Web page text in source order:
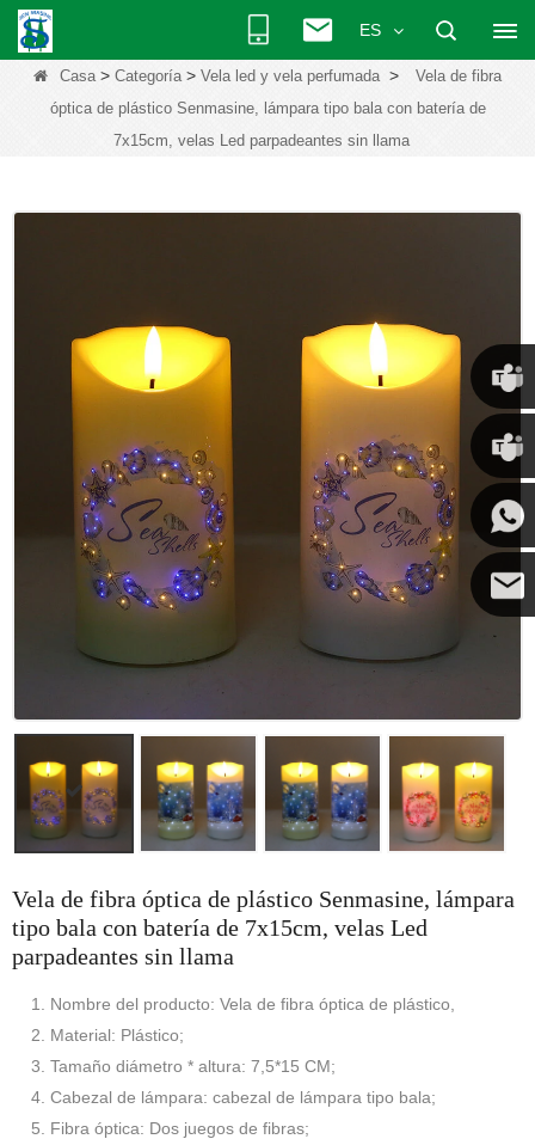
ES
Casa > Categoría > Vela led y vela perfumada >
Vela de fibra
óptica de plástico Senmasine, lámpara tipo bala con batería de
7x15cm, velas Led parpadeantes sin llama
Vela de fibra óptica de plástico Senmasine, lámpara
tipo bala con batería de 7x15cm, velas Led
parpadeantes sin llama
1. Nombre del producto: Vela de fibra óptica de plástico,
2. Material: Plástico;
3. Tamaño diámetro * altura: 7,5*15 CM;
4. Cabezal de lámpara: cabezal de lámpara tipo bala;
5. Fibra óptica: Dos juegos de fibras;
Chris
Kenny
Coco